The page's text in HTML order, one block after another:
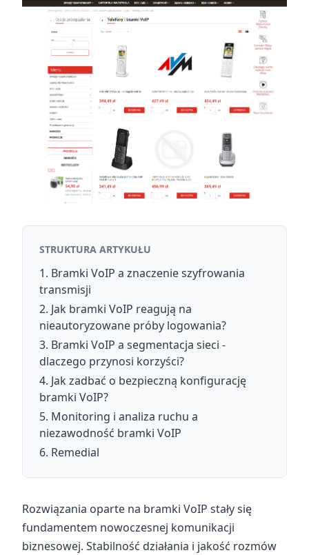
STRUKTURA ARTYKUŁU
Bramki VoIP a znaczenie szyfrowania
transmisji
Jak bramki VoIP reagują na
nieautoryzowane próby logowania?
Bramki VoIP a segmentacja sieci -
dlaczego przynosi korzyści?
Jak zadbać o bezpieczną konfigurację
bramki VoIP?
Monitoring i analiza ruchu a
niezawodność bramki VoIP
Remedial
Rozwiązania oparte na bramki VoIP stały się
fundamentem nowoczesnej komunikacji
biznesowej. Stabilność działania i jakość rozmów